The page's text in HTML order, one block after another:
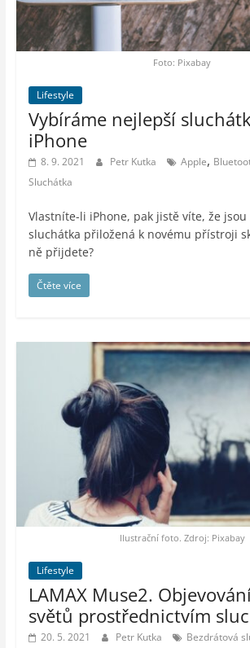
moto,
vesmír
Foto: Pixabay
Lifestyle
Vybíráme nejlepší
iPhone
8. 9. 2021 Petr Kutka Apple,
Sluchátka
Vlastníte-li iPhone, pak jistě víte, že
sluchátka přiložená k novému přístroji
ně přijdete?
Čtěte více
Ilustrační foto. Zdroj: Pixabay
Lifestyle
LAMAX Muse2.
světů prostřednictvím
20. 5. 2021 Petr Kutka Bezdrátová